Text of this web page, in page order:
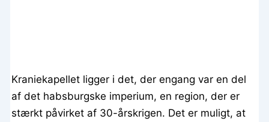
Kraniekapellet ligger i det, der engang var en del
af det habsburgske imperium, en region, der er
stærkt påvirket af 30-årskrigen. Det er muligt, at